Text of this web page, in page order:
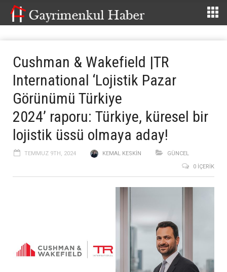
Cushman & Wakefield |TR
International ‘Lojistik Pazar
Görünümü Türkiye
2024’ raporu: Türkiye, küresel bir
lojistik üssü olmaya aday!
TEMMUZ 9TH, 2024 KEMAL KESKIN
GÜNCEL
0 İÇERIK